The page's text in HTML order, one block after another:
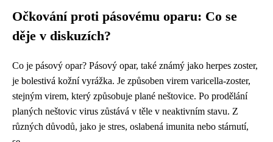
Očkování proti pásovému oparu: Co se
děje v diskuzích?
Co je pásový opar? Pásový opar, také známý jako herpes zoster,
je bolestivá kožní vyrážka. Je způsoben virem varicella-zoster,
stejným virem, který způsobuje plané neštovice. Po prodělání
planých neštovic virus zůstává v těle v neaktivním stavu. Z
různých důvodů, jako je stres, oslabená imunita nebo stárnutí,